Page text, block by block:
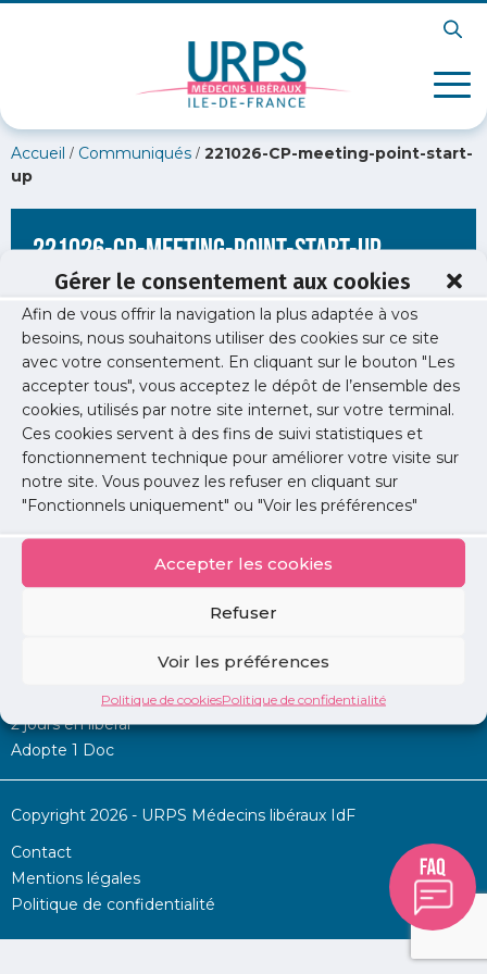
Gérer le consentement aux cookies
Afin de vous offrir la navigation la plus adaptée à vos
besoins, nous souhaitons utiliser des cookies sur ce site
avec votre consentement. En cliquant sur le bouton "Les
accepter tous", vous acceptez le dépôt de l’ensemble des
cookies, utilisés par notre site internet, sur votre terminal.
Ces cookies servent à des fins de suivi statistiques et
fonctionnement technique pour améliorer votre visite sur
notre site. Vous pouvez les refuser en cliquant sur
"Fonctionnels uniquement" ou "Voir les préférences"
Accepter les cookies
Refuser
Voir les préférences
Politique de cookiesPolitique de confidentialité
Accueil / Communiqués / 221026-CP-meeting-point-start-
up
221026-CP-meeting-point-start-up
Permanence d’aide à l’installation
2 jours en libéral
Adopte 1 Doc
Copyright 2026 - URPS Médecins libéraux IdF
Contact
Mentions légales
Politique de confidentialité